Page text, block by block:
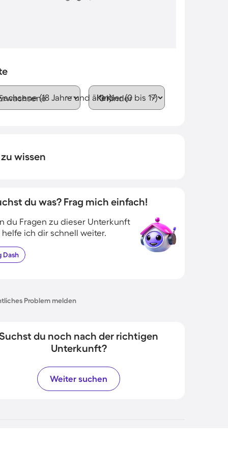
(18 Jahre und älter)Kinder (0 bis 17)
wissen
du was? Frag mich einfach!
du Fragen zu dieser Unterkunft
helfe ich dir schnell weiter.
Dash
Problem melden
du noch nach der richtigen
Unterkunft?
Weiter suchen